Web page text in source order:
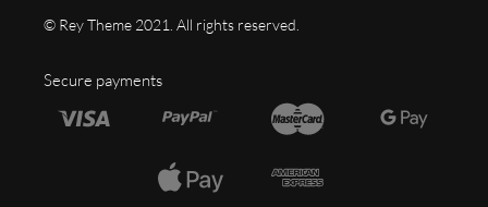
© Rey Theme 2021. All rights reserved.
Secure payments